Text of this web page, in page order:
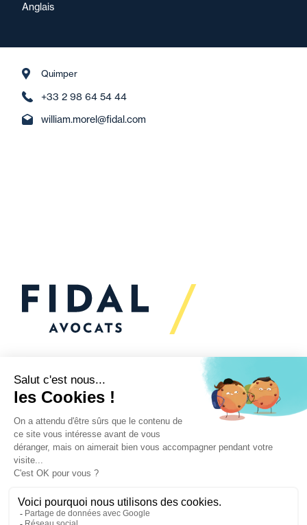
Anglais
Quimper
+33 2 98 64 54 44
william.morel@fidal.com
Vous souhaitez échanger
avec nous ?
Nous sommes
à votre écoute
Vos enjeux Nos expertises